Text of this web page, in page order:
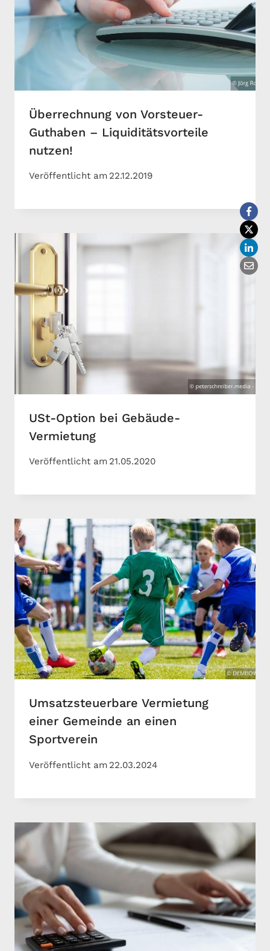
Überrechnung von Vorsteuer-
Guthaben – Liquiditätsvorteile
nutzen!
Veröffentlicht am 22.12.2019
USt-Option bei Gebäude-
Vermietung
Veröffentlicht am 21.05.2020
Umsatzsteuerbare Vermietung
einer Gemeinde an einen
Sportverein
Veröffentlicht am 22.03.2024